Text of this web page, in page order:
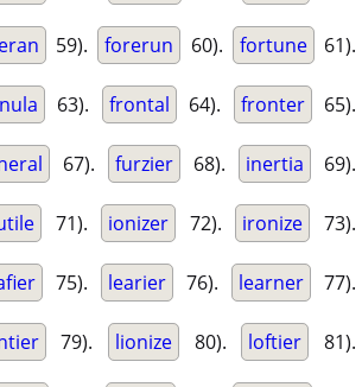
59). forerun 60). fortune 61).
63). frontal 64). fronter 65).
67). furzier 68). inertia 69).
71). ionizer 72). ironize 73).
75). learier 76). learner 77).
79). lionize 80). loftier 81).